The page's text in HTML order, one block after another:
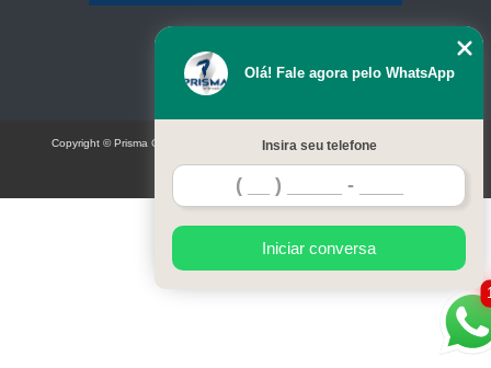
Olá! Fale agora pelo WhatsApp
Insira seu telefone
Iniciar conversa
Copyright © Prisma Comunicação visual e eventos (Lei 9610 de 19/02/1998)
W3C